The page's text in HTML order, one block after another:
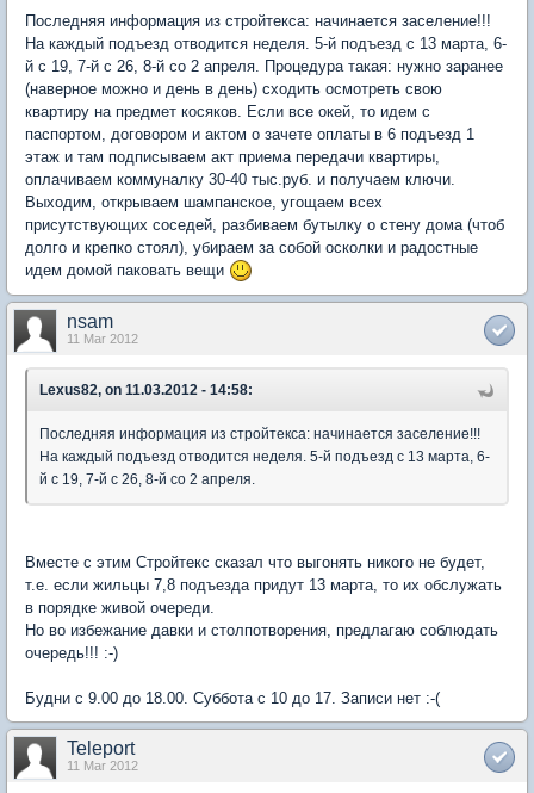
Последняя информация из стройтекса: начинается заселение!!!
На каждый подъезд отводится неделя. 5-й подъезд с 13 марта, 6-
й с 19, 7-й с 26, 8-й со 2 апреля. Процедура такая: нужно заранее
(наверное можно и день в день) сходить осмотреть свою
квартиру на предмет косяков. Если все окей, то идем с
паспортом, договором и актом о зачете оплаты в 6 подъезд 1
этаж и там подписываем акт приема передачи квартиры,
оплачиваем коммуналку 30-40 тыс.руб. и получаем ключи.
Выходим, открываем шампанское, угощаем всех
присутствующих соседей, разбиваем бутылку о стену дома (чтоб
долго и крепко стоял), убираем за собой осколки и радостные
идем домой паковать вещи
nsam
11 Mar 2012
Lexus82, on 11.03.2012 - 14:58:
Последняя информация из стройтекса: начинается заселение!!!
На каждый подъезд отводится неделя. 5-й подъезд с 13 марта, 6-
й с 19, 7-й с 26, 8-й со 2 апреля.
Вместе с этим Стройтекс сказал что выгонять никого не будет,
т.е. если жильцы 7,8 подъезда придут 13 марта, то их обслужать
в порядке живой очереди.
Но во избежание давки и столпотворения, предлагаю соблюдать
очередь!!! :-)
Будни с 9.00 до 18.00. Суббота с 10 до 17. Записи нет :-(
Teleport
11 Mar 2012